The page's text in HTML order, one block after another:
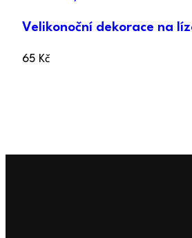
Velikonoční dekorace na
65 Kč